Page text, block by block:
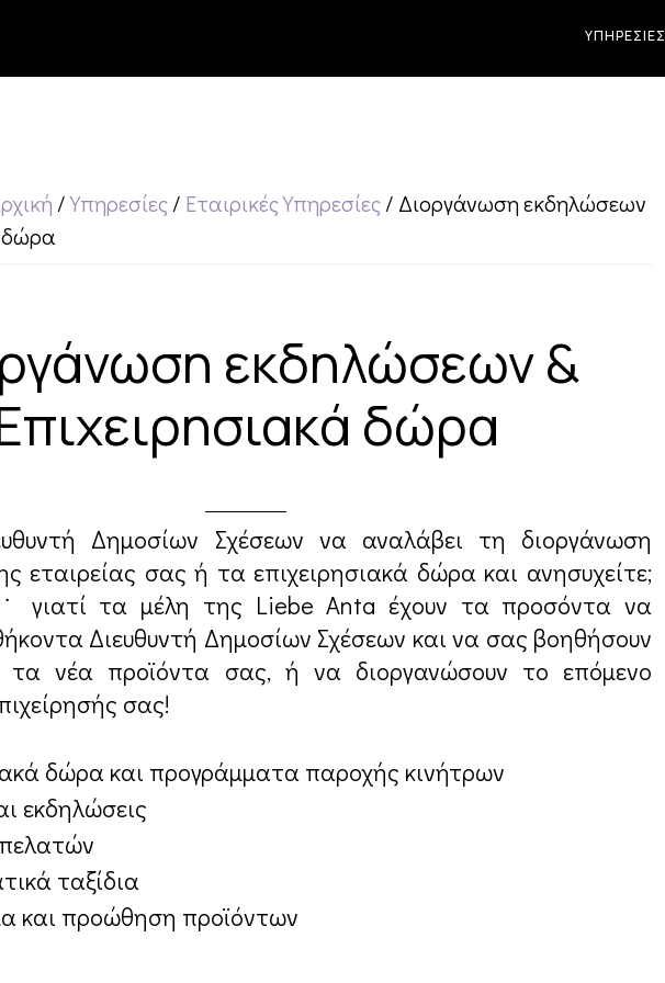
ΥΠΗΡΕΣΊΕΣ
/Υπηρεσίες/ Εταιρικές Υπηρεσίες/ Διοργάνωση εκδηλώσεων
δώρα
εκδηλώσεων &
δώρα
Δημοσίων Σχέσεων να αναλάβει τη διοργάνωση
εταιρείας σας ή τα επιχειρησιακά δώρα και ανησυχείτε;
γιατί τα μέλη της Liebe Anta έχουν τα προσόντα να
Διευθυντή Δημοσίων Σχέσεων και να σας βοηθήσουν
τα νέα προϊόντα σας, ή να διοργανώσουν το επόμενο
σας!
δώρα και προγράμματα παροχής κινήτρων
εκδηλώσεις
ταξίδια
και προώθηση προϊόντων